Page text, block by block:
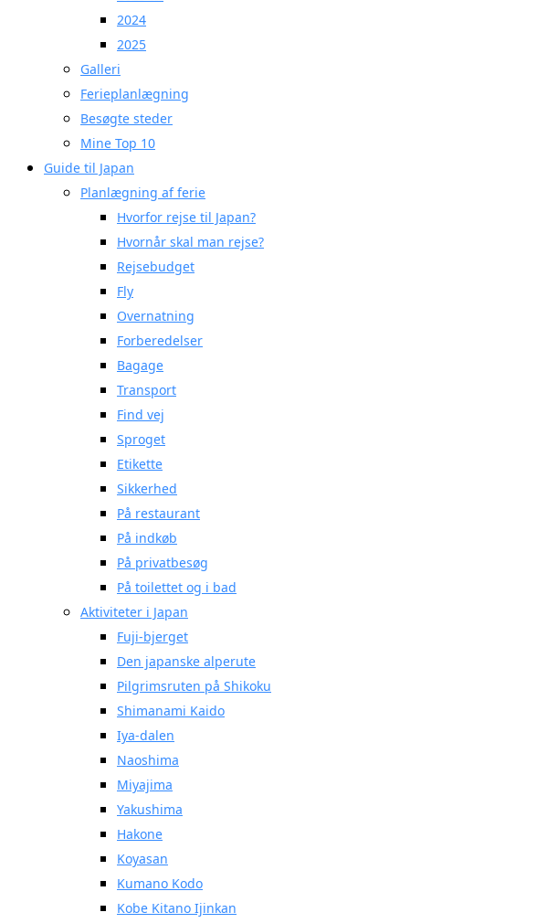
2024
2025
Galleri
Ferieplanlægning
Besøgte steder
Mine Top 10
Guide til Japan
Planlægning af ferie
Hvorfor rejse til Japan?
Hvornår skal man rejse?
Rejsebudget
Fly
Overnatning
Forberedelser
Bagage
Transport
Find vej
Sproget
Etikette
Sikkerhed
På restaurant
På indkøb
På privatbesøg
På toilettet og i bad
Aktiviteter i Japan
Fuji-bjerget
Den japanske alperute
Pilgrimsruten på Shikoku
Shimanami Kaido
Iya-dalen
Naoshima
Miyajima
Yakushima
Hakone
Koyasan
Kumano Kodo
Kobe Kitano Ijinkan